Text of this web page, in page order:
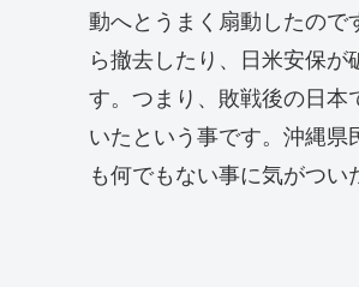
動へとうまく扇動したの
ら撤去したり、日米安保
す。つまり、敗戦後の日
いたという事です。沖縄
も何でもない事に気がつい